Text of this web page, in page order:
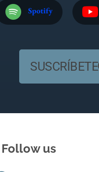
Spotify
SUSCRÍBETE
Follow us